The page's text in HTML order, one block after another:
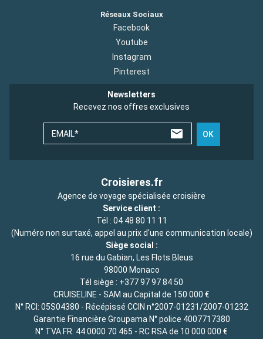
Réseaux Sociaux
Facebook
Youtube
Instagram
Pinterest
Newsletters
Recevez nos offres exclusives
EMAIL* OK
Croisieres.fr
Agence de voyage spécialisée croisière
Service client :
Tél : 04 48 80 11 11
(Numéro non surtaxé, appel au prix d'une communication locale)
Siège social :
16 rue du Gabian, Les Flots Bleus
98000 Monaco
Tél siège : +377 97 97 84 50
CRUISELINE - SAM au Capital de 150 000 €
N° RCI: 05S04380 - Récépissé CCIN n°2007-01231/2007-01232
Garantie Financière Groupama N° police 4007717380
N° TVA FR. 44 0000 70 465 - RC RSA de 10 000 000 €